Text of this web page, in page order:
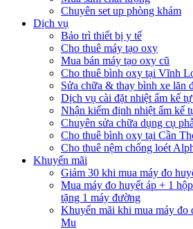
Chuyên set up phòng khám
Dịch vụ
Bảo trì thiết bị y tế
Cho thuê máy tạo oxy
Mua bán máy tạo oxy cũ
Cho thuê bình oxy tại Vĩnh
Sửa chữa & thay bình xe lăn
Dịch vụ cài đặt nhiệt ẩm kế
Nhận kiểm định nhiệt ẩm kế
Chuyên sửa chữa dụng cụ
Cho thuê bình oxy tại Cần
Cho thuê nệm chống loét
Khuyến mãi
Giảm 30 khi mua máy đo
Mua máy đo huyết áp + 1
tặng 1 máy đường
Khuyến mãi khi mua máy đo
Mu